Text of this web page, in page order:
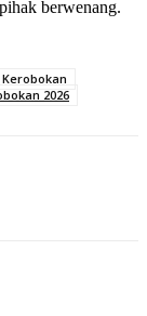
berwenang.
2026